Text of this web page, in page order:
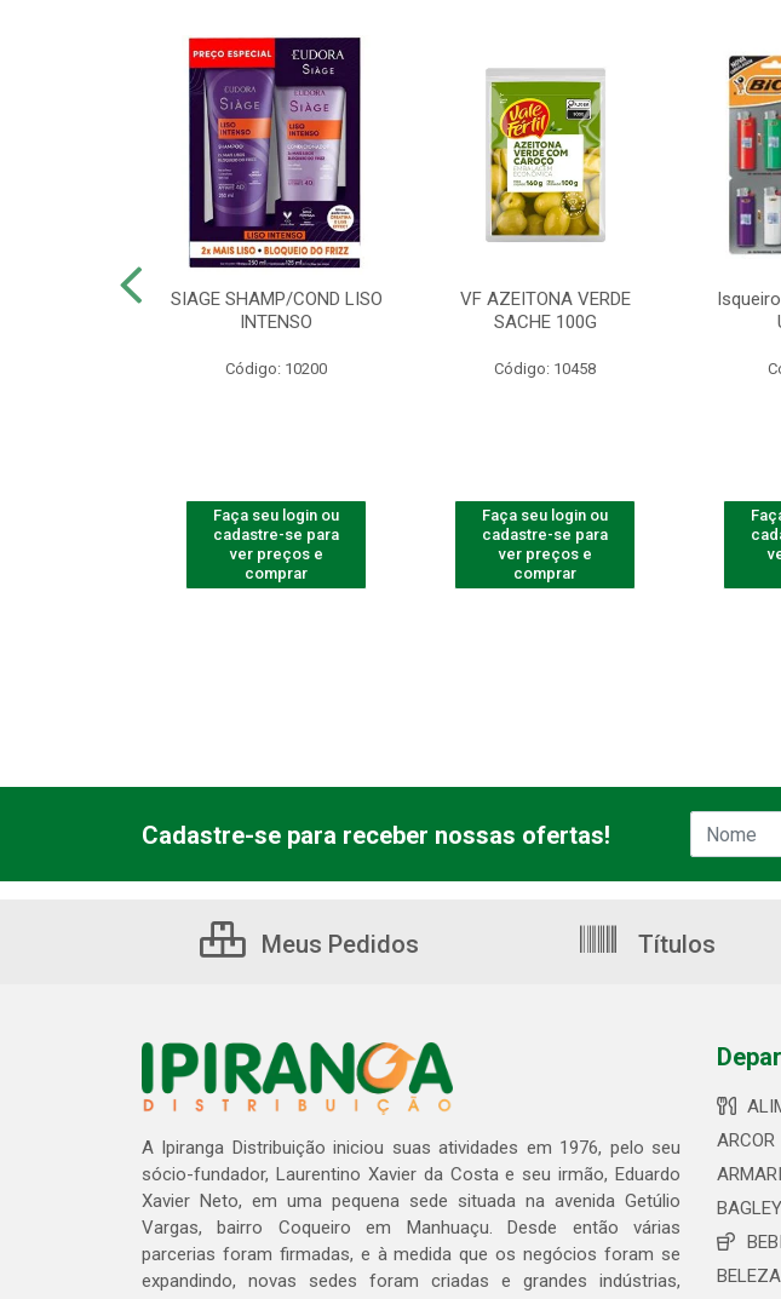
SIAGE SHAMP/COND LISO
INTENSO
Código: 10200
Faça seu login ou
cadastre-se para
ver preços e
comprar
VF AZEITONA VERDE
SACHE 100G
Código: 10458
Faça seu login ou
cadastre-se para
ver preços e
comprar
Cadastre-se para receber nossas ofertas!
Meus Pedidos Títulos
A Ipiranga Distribuição iniciou suas atividades em 1976, pelo seu
sócio-fundador, Laurentino Xavier da Costa e seu irmão, Eduardo
Xavier Neto, em uma pequena sede situada na avenida Getúlio
Vargas, bairro Coqueiro em Manhuaçu. Desde então várias
parcerias foram firmadas, e à medida que os negócios foram se
expandindo, novas sedes foram criadas e grandes indústrias,
ARCOR
BELEZA